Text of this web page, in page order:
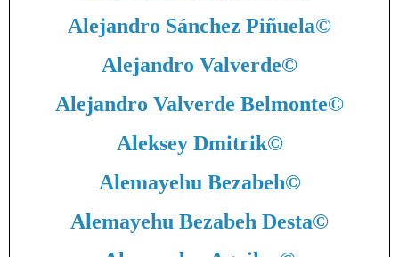
Alejandro Sánchez Piñuela©
Alejandro Valverde©
Alejandro Valverde Belmonte©
Aleksey Dmitrik©
Alemayehu Bezabeh©
Alemayehu Bezabeh Desta©